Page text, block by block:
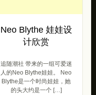
Neo Blythe 娃娃设
计欣赏
追随潮社 带来的一组可爱迷
人的Neo Blythe娃娃。 Neo
Blythe是一个时尚娃娃，她
的头大约是一个 […]